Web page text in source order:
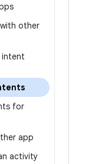
other
for
app
activity